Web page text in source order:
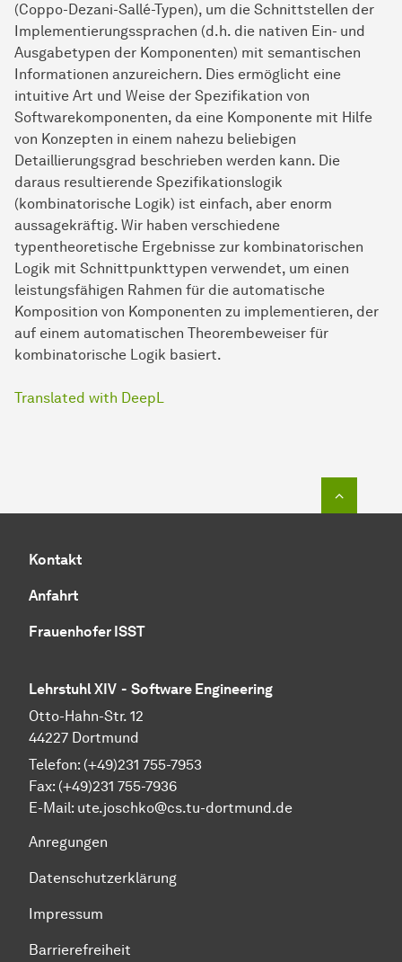
(Coppo-Dezani-Sallé-Typen), um die Schnittstellen der
Implementierungssprachen (d.h. die nativen Ein- und
Ausgabetypen der Komponenten) mit semantischen
Informationen anzureichern. Dies ermöglicht eine
intuitive Art und Weise der Spezifikation von
Softwarekomponenten, da eine Komponente mit Hilfe
von Konzepten in einem nahezu beliebigen
Detaillierungsgrad beschrieben werden kann. Die
daraus resultierende Spezifikationslogik
(kombinatorische Logik) ist einfach, aber enorm
aussagekräftig. Wir haben verschiedene
typentheoretische Ergebnisse zur kombinatorischen
Logik mit Schnittpunkttypen verwendet, um einen
leistungsfähigen Rahmen für die automatische
Komposition von Komponenten zu implementieren, der
auf einem automatischen Theorembeweiser für
kombinatorische Logik basiert.
Translated with DeepL
Kontakt
Anfahrt
Frauenhofer ISST
Lehrstuhl XIV - Software Engineering
Otto-Hahn-Str. 12
44227 Dortmund
Telefon: (+49)231 755-7953
Fax: (+49)231 755-7936
E-Mail: ute.joschko@cs.tu-dortmund.de
Anregungen
Datenschutzerklärung
Impressum
Barrierefreiheit